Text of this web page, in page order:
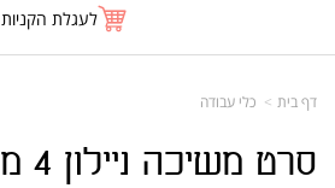
לעגלת הקניות
דף בית כלי עבודה
סרט משיכה ניילון 4 מ"מ 15 מטר